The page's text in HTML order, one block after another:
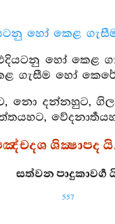
හෝ කෙළ
හෝ කෙළ
ගැසීම හෝ
දන්නහුට,
ශික්‍ෂාපද
සත්වන පාදුකාවර්‍ග
557